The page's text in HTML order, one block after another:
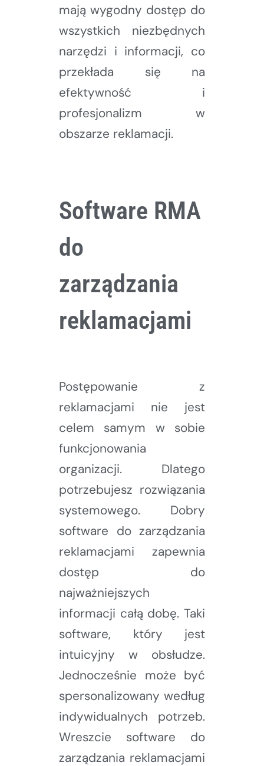
mają wygodny dostęp do
wszystkich niezbędnych
narzędzi i informacji, co
przekłada się na
efektywność i
profesjonalizm w
obszarze reklamacji.
Software RMA
do
zarządzania
reklamacjami
Postępowanie z
reklamacjami nie jest
celem samym w sobie
funkcjonowania
organizacji. Dlatego
potrzebujesz rozwiązania
systemowego. Dobry
software do zarządzania
reklamacjami zapewnia
dostęp do
najważniejszych
informacji całą dobę. Taki
software, który jest
intuicyjny w obsłudze.
Jednocześnie może być
spersonalizowany według
indywidualnych potrzeb.
Wreszcie software do
zarządzania reklamacjami